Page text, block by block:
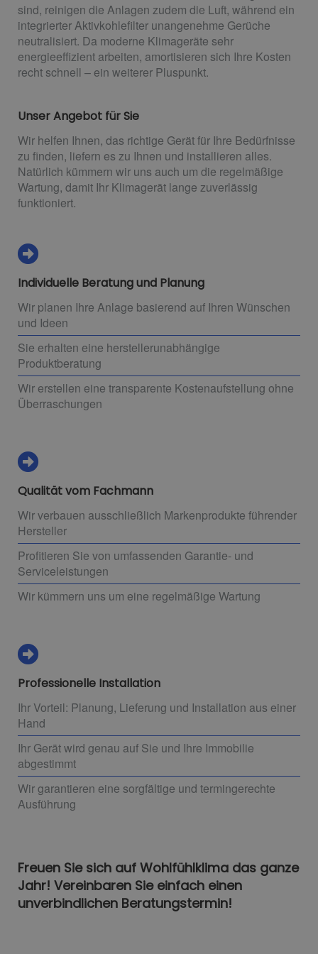
sind, reinigen die Anlagen zudem die Luft, während ein
integrierter Aktivkohlefilter unangenehme Gerüche
neutralisiert. Da moderne Klimageräte sehr
energieeffizient arbeiten, amortisieren sich Ihre Kosten
recht schnell – ein weiterer Pluspunkt.
Unser Angebot für Sie
Wir helfen Ihnen, das richtige Gerät für Ihre Bedürfnisse
zu finden, liefern es zu Ihnen und installieren alles.
Natürlich kümmern wir uns auch um die regelmäßige
Wartung, damit Ihr Klimagerät lange zuverlässig
funktioniert.
Individuelle Beratung und Planung
Wir planen Ihre Anlage basierend auf Ihren Wünschen
und Ideen
Sie erhalten eine herstellerunabhängige
Produktberatung
Wir erstellen eine transparente Kostenaufstellung ohne
Überraschungen
Qualität vom Fachmann
Wir verbauen ausschließlich Markenprodukte führender
Hersteller
Profitieren Sie von umfassenden Garantie- und
Serviceleistungen
Wir kümmern uns um eine regelmäßige Wartung
Professionelle Installation
Ihr Vorteil: Planung, Lieferung und Installation aus einer
Hand
Ihr Gerät wird genau auf Sie und Ihre Immobilie
abgestimmt
Wir garantieren eine sorgfältige und termingerechte
Ausführung
Freuen Sie sich auf Wohlfühlklima das ganze
Jahr! Vereinbaren Sie einfach einen
unverbindlichen Beratungstermin!